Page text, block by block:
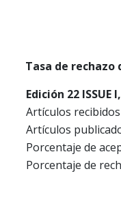
Tasa de
Edición 22 ISSUE
Artículos recibidos
Artículos
Porcentaje de
Porcentaje de